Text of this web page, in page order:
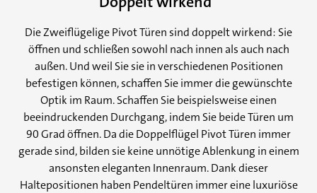
Die Zweiflügelige Pivot Türen sind doppelt wirkend: Sie
öffnen und schließen sowohl nach innen als auch nach
außen. Und weil Sie sie in verschiedenen Positionen
befestigen können, schaffen Sie immer die gewünschte
Optik im Raum. Schaffen Sie beispielsweise einen
beeindruckenden Durchgang, indem Sie beide Türen um
90 Grad öffnen. Da die Doppelflügel Pivot Türen immer
gerade sind, bilden sie keine unnötige Ablenkung in einem
ansonsten eleganten Innenraum. Dank dieser
Haltepositionen haben Pendeltüren immer eine luxuriöse